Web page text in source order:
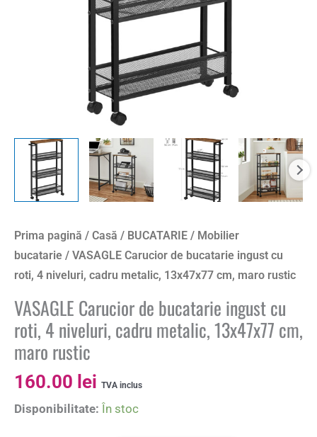
Prima pagină / Casă / BUCATARIE / Mobilier
bucatarie / VASAGLE Carucior de bucatarie ingust cu
roti, 4 niveluri, cadru metalic, 13x47x77 cm, maro rustic
VASAGLE Carucior de bucatarie ingust cu
roti, 4 niveluri, cadru metalic, 13x47x77 cm,
maro rustic
160.00 lei TVA inclus
Disponibilitate: În stoc
rustic